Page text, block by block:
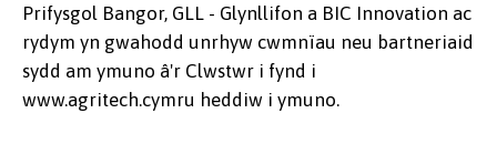
Prifysgol Bangor, GLL - Glynllifon a BIC Innovation ac
rydym yn gwahodd unrhyw cwmnïau neu bartneriaid
sydd am ymuno â'r Clwstwr i fynd i
www.agritech.cymru heddiw i ymuno.